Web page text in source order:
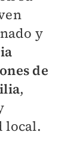
y
de
,
local.